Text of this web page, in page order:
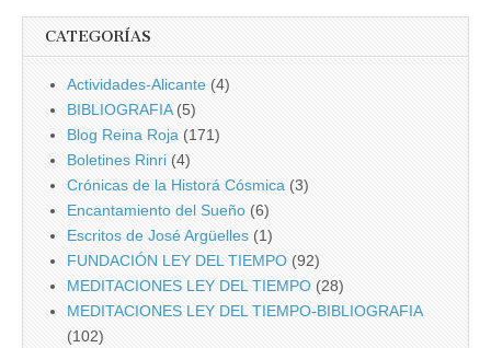
CATEGORÍAS
Actividades-Alicante (4)
BIBLIOGRAFIA(5)
Blog Reina Roja (171)
Boletines Rinri (4)
Crónicas de la Historá Cósmica (3)
Encantamiento del Sueño (6)
Escritos de José Argüelles (1)
FUNDACIÓN LEY DEL TIEMPO (92)
MEDITACIONES LEY DEL TIEMPO (28)
MEDITACIONES LEY DEL TIEMPO-BIBLIOGRAFIA
(102)